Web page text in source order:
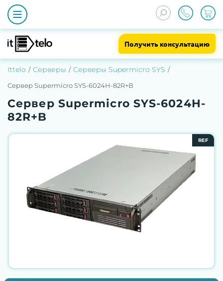
Получить консультацию
Ittelo Серверы Серверы Supermicro SYS
Сервер Supermicro SYS-6024H-82R+B
Сервер Supermicro SYS-6024H-
82R+B
REF